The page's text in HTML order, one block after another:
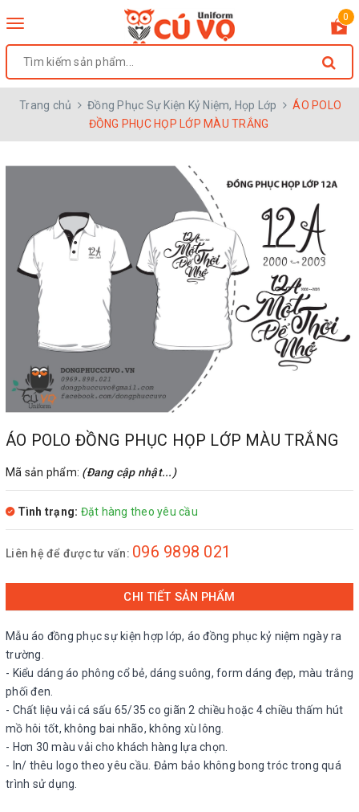
Toggle
0
Trang chủ Đồng Phục Sự Kiện Kỷ Niệm, Họp Lớp
ÁO POLO
ĐỒNG PHỤC HỌP LỚP MÀU TRẮNG
ÁO POLO ĐỒNG PHỤC HỌP LỚP MÀU TRẮNG
Mã sản phẩm: (Đang cập nhật...)
Tình trạng: Đặt hàng theo yêu cầu
Liên hệ để được tư vấn: 096 9898 021
CHI TIẾT SẢN PHẨM
Mẫu áo đồng phục sự kiện hợp lớp, áo đồng phục kỷ niệm ngày ra
trường.
- Kiểu dáng áo phông cổ bẻ, dáng suông, form dáng đẹp, màu trắng
phối đen.
- Chất liệu vải cá sấu 65/35 co giãn 2 chiều hoặc 4 chiều thấm hút
mồ hôi tốt, không bai nhão, không xù lông.
- Hơn 30 màu vải cho khách hàng lựa chọn.
- In/ thêu logo theo yêu cầu. Đảm bảo không bong tróc trong quá
trình sử dụng.